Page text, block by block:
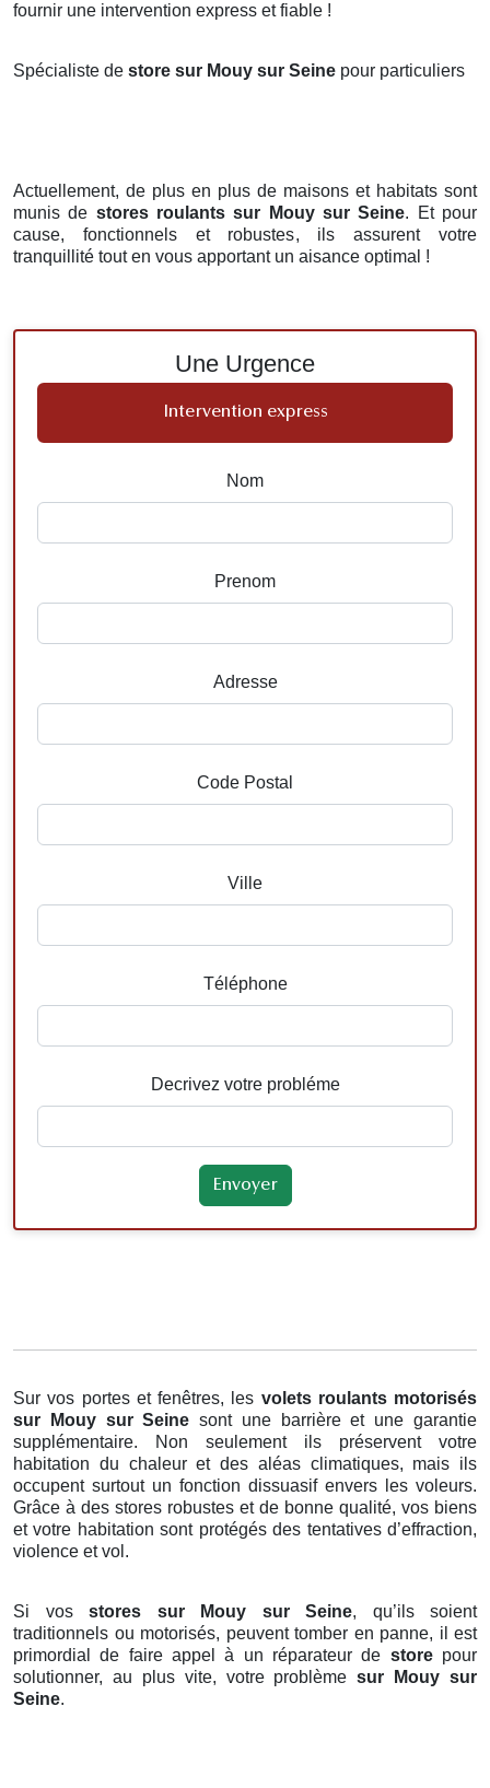
fournir une intervention express et fiable !
Spécialiste de store sur Mouy sur Seine pour particuliers
Actuellement, de plus en plus de maisons et habitats sont
munis de stores roulants sur Mouy sur Seine. Et pour
cause, fonctionnels et robustes, ils assurent votre
tranquillité tout en vous apportant un aisance optimal !
Une Urgence
Intervention express
Nom
Prenom
Adresse
Code Postal
Ville
Téléphone
Decrivez votre probléme
Sur vos portes et fenêtres, les volets roulants motorisés
sur Mouy sur Seinesont une barrière et une garantie
supplémentaire. Non seulement ils préservent votre
habitation du chaleur et des aléas climatiques, mais ils
occupent surtout un fonction dissuasif envers les voleurs.
Grâce à des stores robustes et de bonne qualité, vos biens
et votre habitation sont protégés des tentatives d’effraction,
violence et vol.
Si vos stores sur Mouy sur Seine, qu’ils soient
traditionnels ou motorisés, peuvent tomber en panne, il est
primordial de faire appel à un réparateur de storepour
solutionner, au plus vite, votre problèmesur Mouy sur
Seine.